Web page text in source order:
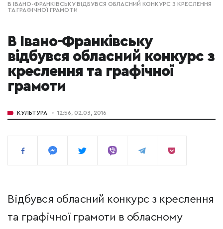
В ІВАНО-ФРАНКІВСЬКУ ВІДБУВСЯ ОБЛАСНИЙ КОНКУРС З КРЕСЛЕННЯ
ТА ГРАФІЧНОЇ ГРАМОТИ
В Івано-Франківську
відбувся обласний конкурс з
креслення та графічної
грамоти
КУЛЬТУРА 12:56, 02.03, 2016
Відбувся обласний конкурс з креслення
та графічної грамоти в обласному